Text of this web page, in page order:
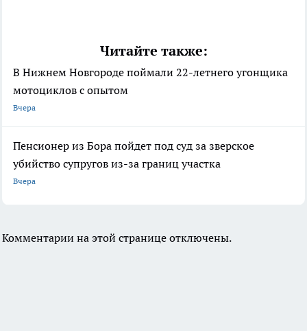
Читайте также:
В Нижнем Новгороде поймали 22-летнего угонщика
мотоциклов с опытом
Вчера
Пенсионер из Бора пойдет под суд за зверское
убийство супругов из-за границ участка
Вчера
Комментарии на этой странице отключены.